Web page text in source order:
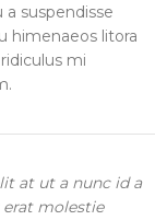
suspendisse
himenaeos litora
mi
at ut a nunc id a
molestie